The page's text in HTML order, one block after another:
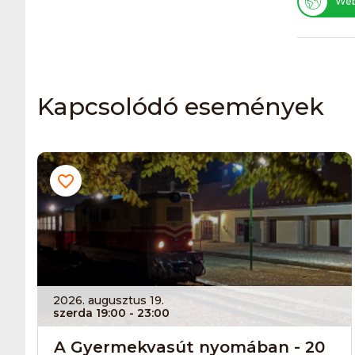
Kapcsolódó események
2026. augusztus 19.
szerda 19:00 - 23:00
A Gyermekvasút nyomában - 20